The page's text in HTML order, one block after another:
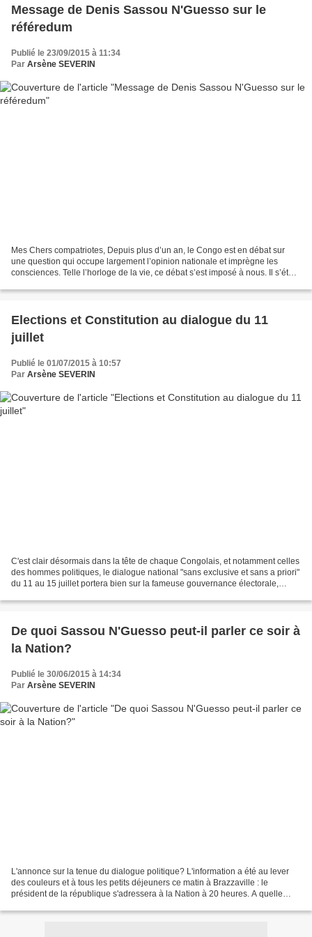
Message de Denis Sassou N'Guesso sur le
référedum
Publié le 23/09/2015 à 11:34
Par Arsène SEVERIN
Mes Chers compatriotes, Depuis plus d’un an, le Congo est en débat sur
une question qui occupe largement l’opinion nationale et imprègne les
consciences. Telle l’horloge de la vie, ce débat s’est imposé à nous. Il s’était
Elections et Constitution au dialogue du 11
juillet
Publié le 01/07/2015 à 10:57
Par Arsène SEVERIN
C'est clair désormais dans la tête de chaque Congolais, et notamment celles
des hommes politiques, le dialogue national "sans exclusive et sans a priori"
du 11 au 15 juillet portera bien sur la fameuse gouvernance électorale,
De quoi Sassou N'Guesso peut-il parler ce soir à
la Nation?
Publié le 30/06/2015 à 14:34
Par Arsène SEVERIN
L'annonce sur la tenue du dialogue politique? L'information a été au lever
des couleurs et à tous les petits déjeuners ce matin à Brazzaville : le
président de la république s'adressera à la Nation à 20 heures. A quelle